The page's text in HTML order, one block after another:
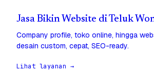
Jasa Bikin Website di Teluk
Company profile, toko online, hingga
desain custom, cepat, SEO-ready.
Lihat layanan →